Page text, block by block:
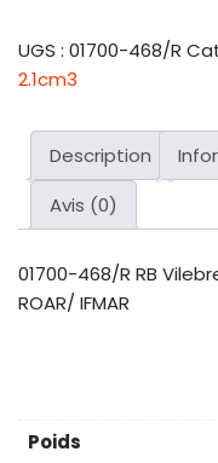
UGS : 01700-468/R
2.1cm3
Description
Avis (0)
01700-468/R RB
ROAR/ IFMAR
Poids